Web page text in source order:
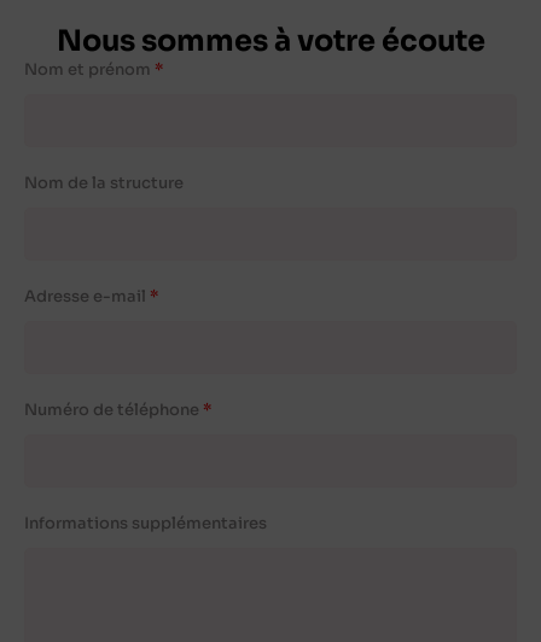
Nous sommes à votre écoute
Nom et prénom
Nom de la structure
Adresse e-mail
Numéro de téléphone
Informations supplémentaires